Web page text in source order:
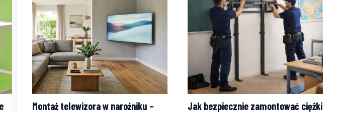
Montaż telewizora w narożniku –
Jak bezpiecznie zamontować ciężki